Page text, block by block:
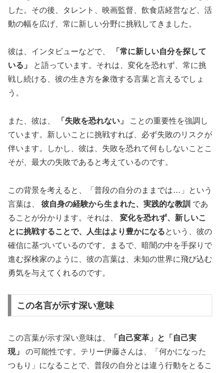
した。その後、タレント、映画監督、飲食店経営など、活
動の幅を広げ、常に新しい分野に挑戦してきました。
彼は、インタビューなどで、
「常に新しい自分を探して
いる」
と語っています。それは、変化を恐れず、常に挑
戦し続ける、彼の生き方を象徴する言葉と言えるでしょ
う。
また、彼は、 「失敗を恐れない」
ことの重要性を強調し
ています。新しいことに挑戦すれば、必ず失敗のリスクが
伴います。しかし、彼は、失敗を恐れて何もしないことこ
そが、最大の失敗であると考えているのです。
この背景を考えると、「普段の自分のままでは…」という
言葉は、 彼自身の経験から生まれた、実践的な教訓
であ
ることが分かります。それは、 変化を恐れず、新しいこ
とに挑戦することで、人生はより豊かになるという、彼の
確信に基づいているのです。まるで、暗闇の中を手探りで
進む探検家のように、彼の言葉は、未知の世界に飛び込む
勇気を与えてくれるのです。
この名言が示す深い意味
この言葉が示す深い意味は、
「自己変革」と「自己実
現」
の可能性です。テリー伊藤さんは、「何かになった
つもり」になることで、普段の自分とは違う行動をとるこ